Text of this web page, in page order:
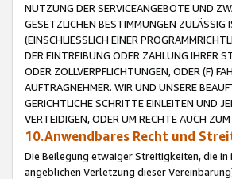
NUTZUNG DER SERVICEANGEBOTE UND
GESETZLICHEN BESTIMMUNGEN ZULÄSSIG
(EINSCHLIESSLICH EINER
DER EINTREIBUNG ODER ZAHLUNG IHRER
ODER ZOLLVERPFLICHTUNGEN, ODER (F)
AUFTRAGNEHMER. WIR UND UNSERE
GERICHTLICHE SCHRITTE EINLEITEN UND
VERTEIDIGEN, ODER UM RECHTE AUCH
10.Anwendbares Recht und
Die Beilegung etwaiger Streitigkeiten, die
angeblichen Verletzung dieser